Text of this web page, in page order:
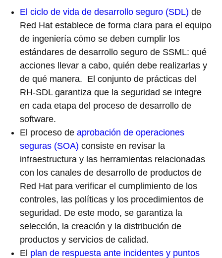
El ciclo de vida de desarrollo seguro (SDL) de
Red Hat establece de forma clara para el equipo
de ingeniería cómo se deben cumplir los
estándares de desarrollo seguro de SSML: qué
acciones llevar a cabo, quién debe realizarlas y
de qué manera. El conjunto de prácticas del
RH-SDL garantiza que la seguridad se integre
en cada etapa del proceso de desarrollo de
software.
El proceso de aprobación de operaciones
seguras (SOA) consiste en revisar la
infraestructura y las herramientas relacionadas
con los canales de desarrollo de productos de
Red Hat para verificar el cumplimiento de los
controles, las políticas y los procedimientos de
seguridad. De este modo, se garantiza la
selección, la creación y la distribución de
productos y servicios de calidad.
El plan de respuesta ante incidentes y puntos